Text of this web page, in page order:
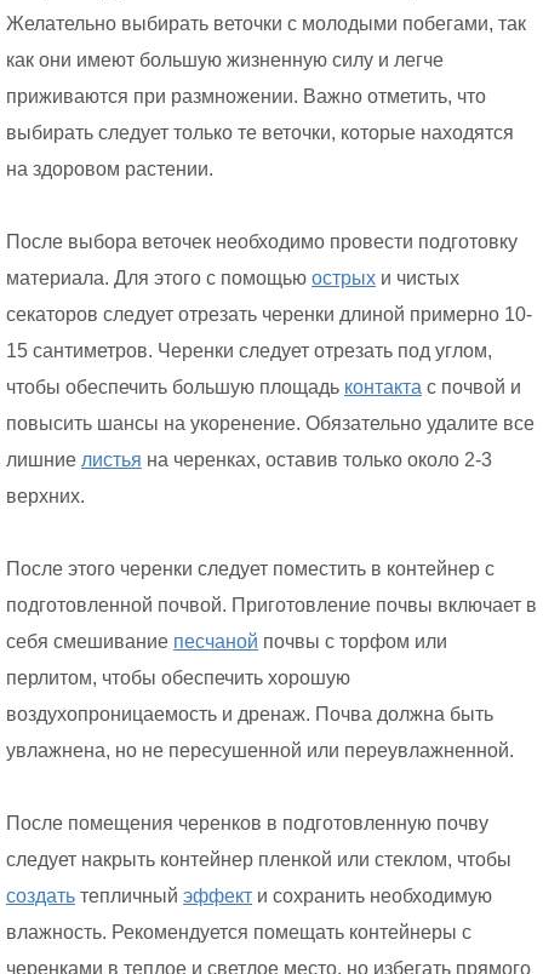
Желательно выбирать веточки с молодыми побегами, так
как они имеют большую жизненную силу и легче
приживаются при размножении. Важно отметить, что
выбирать следует только те веточки, которые находятся
на здоровом растении.
После выбора веточек необходимо провести подготовку
материала. Для этого с помощью острых и чистых
секаторов следует отрезать черенки длиной примерно 10-
15 сантиметров. Черенки следует отрезать под углом,
чтобы обеспечить большую площадь контакта с почвой и
повысить шансы на укоренение. Обязательно удалите все
лишние листья на черенках, оставив только около 2-3
верхних.
После этого черенки следует поместить в контейнер с
подготовленной почвой. Приготовление почвы включает в
себя смешивание песчаной почвы с торфом или
перлитом, чтобы обеспечить хорошую
воздухопроницаемость и дренаж. Почва должна быть
увлажнена, но не пересушенной или переувлажненной.
После помещения черенков в подготовленную почву
следует накрыть контейнер пленкой или стеклом, чтобы
создать тепличный эффект и сохранить необходимую
влажность. Рекомендуется помещать контейнеры с
черенками в теплое и светлое место, но избегать прямого